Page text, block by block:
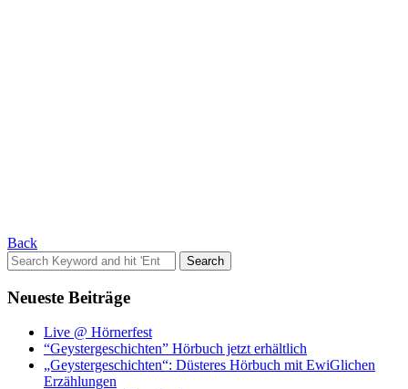
Back
Search
for:
Neueste Beiträge
Live @ Hörnerfest
“Geystergeschichten” Hörbuch jetzt erhältlich
„Geystergeschichten“: Düsteres Hörbuch mit EwiGlichen
Erzählungen